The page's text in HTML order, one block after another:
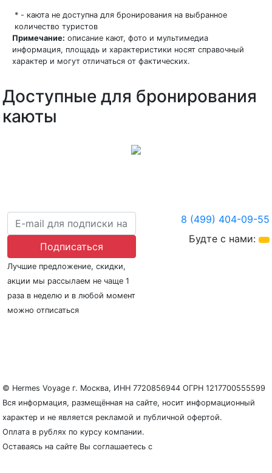
* - каюта не доступна для бронирования на выбранное
количество туристов
Примечание: описание кают, фото и мультимедиа
информация, площадь и характеристики носят справочный
характер и могут отличаться от фактических.
Доступные для бронирования
каюты
© Hermes Voyage г. Москва, ИНН 7720856944 ОГРН 1217700555599
Вся информация, размещённая на сайте, носит информационный
характер и не является рекламой и публичной офертой.
Оплата в рублях по курсу компании.
Оставаясь на сайте Вы соглашаетесь с
Подписаться
Лучшие предложение, скидки,
акции мы рассылаем не чаще 1
раза в неделю и в любой момент
можно отписаться
8 (499) 404-09-55
Будте с нами: